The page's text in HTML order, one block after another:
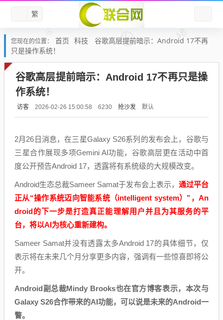
繁
您现在的位置： 首页 科技
谷歌高层提前暗示：Android 17不再
只是操作系统！
谷歌高层提前暗示：Android 17不再只是操
作系统！
访客 2026-02-26 15:00:58 6230 抢沙发 默认
2月26日消息，在三星Galaxy S26系列的发布会上，谷歌与
三星合作展现多项Gemini AI功能，谷歌高层更在活动中首
度公开预告Android 17，透露将有系统级的大规模改变。
Android生态总裁Sameer Samat于发布会上表示， 通过平台
正从“操作系统迈向智能系统（intelligent system）”，An
droid的下一步是打造真正能理解用户并且为其服务的平
台，将以AI为核心重新建构。
Sameer Samat并没有透露太多Android 17的具体细节，仅
表示将在未来几个月分享更多内容，强调有一些惊喜即将公
开。
Android副总裁Mindy Brooks也在官方博客表示，本次与
Galaxy S26合作带来的AI功能，可以说是未来的Android一
瞥。